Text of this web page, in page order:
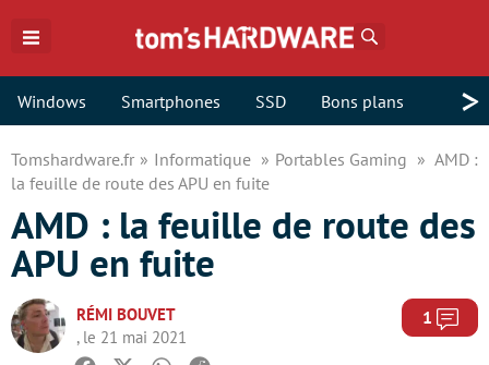
Windows Smartphones SSD Bons plans >
Tomshardware.fr Informatique Portables Gaming
AMD :
la feuille de route des APU en fuite
AMD : la feuille de route des
APU en fuite
RÉMI BOUVET
, le 21 mai 2021
1